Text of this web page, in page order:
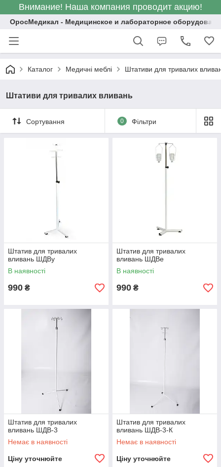
Внимание! Наша компания проводит акцию!
ОросМедикал - Медицинское и лабораторное
Каталог Медичні меблі Штативи для тривалих
Штативи для тривалих вливань
Сортування 0 Фільтри
Штатив для тривалих
вливань ШДВу
В наявності
990 ₴
Штатив для тривалих
вливань ШДВе
В наявності
990 ₴
Штатив для тривалих
вливань ШДВ-3
Немає в наявності
Ціну уточнюйте
Штатив для тривалих
вливань ШДВ-3-К
Немає в наявності
Ціну уточнюйте